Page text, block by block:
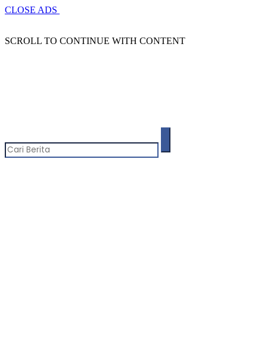
CLOSE ADS
SCROLL TO CONTINUE WITH CONTENT